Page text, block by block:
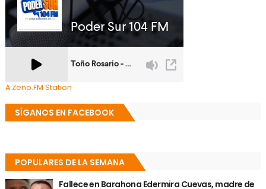
A Zeno.FM Station
SÍGANOS EN FACEBOOK
POPULARES DE LA SEMANA
Fallece en Barahona Edermira Cuevas, madre de